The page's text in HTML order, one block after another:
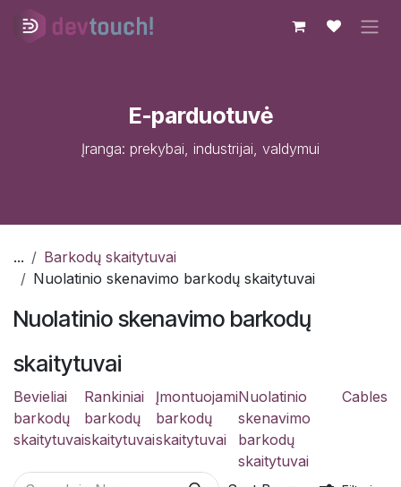
Skip to Content
E-parduotuvė
Įranga: prekybai, industrijai, valdymui
...
Barkodų skaitytuvai
Nuolatinio skenavimo barkodų skaitytuvai
Nuolatinio skenavimo barkodų
skaitytuvai
Bevieliai
barkodų
skaitytuvai
Rankiniai
barkodų
skaitytuvai
Įmontuojami
barkodų
skaitytuvai
Nuolatinio
skenavimo
barkodų
skaitytuvai
Cables